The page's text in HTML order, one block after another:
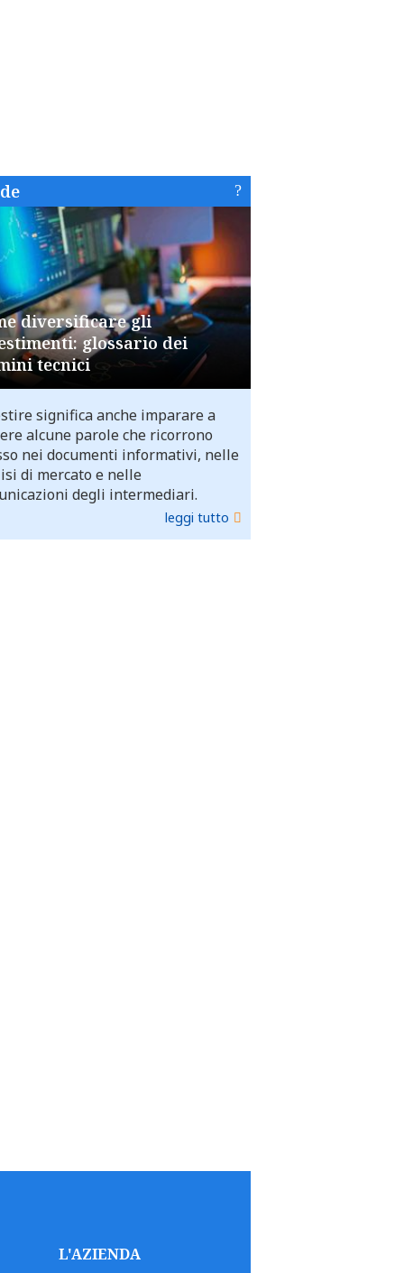
diversificare gli
glossario dei
tecnici
significa anche imparare a
alcune parole che ricorrono
nei documenti informativi, nelle
di mercato e nelle
degli intermediari.
leggi tutto
L'AZIENDA